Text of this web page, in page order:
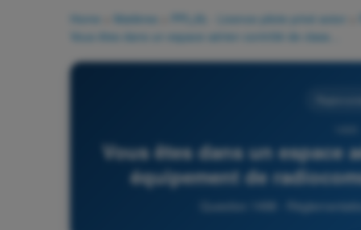
Home Matières PPL(A) - Licence pilote privé avion
Vous êtes dans un espace
équipement de
Question 1498 -